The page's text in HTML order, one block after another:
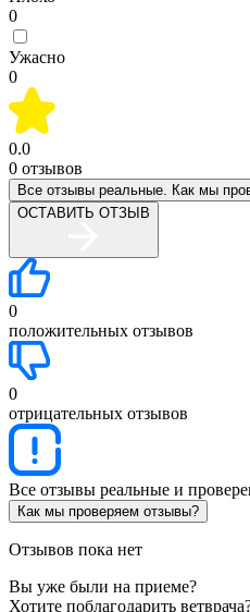
0
Ужасно
0
0.0
0 отзывов
Все отзывы реальные. Как мы
ОСТАВИТЬ ОТЗЫВ
0
положительных отзывов
0
отрицательных отзывов
Все отзывы реальные и
Как мы проверяем отзывы?
Отзывов пока нет
Вы уже были на приеме?
Хотите поблагодарить